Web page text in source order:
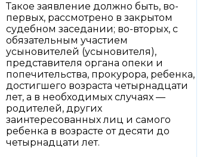
Такое заявление должно быть, во-
первых, рассмотрено в закрытом
судебном заседании; во-вторых, с
обязательным участием
усыновителей (усыновителя),
представителя органа опеки и
попечительства, прокурора, ребенка,
достигшего возраста четырнадцати
лет, а в необходимых случаях —
родителей, других
заинтересованных лиц и самого
ребенка в возрасте от десяти до
четырнадцати лет.